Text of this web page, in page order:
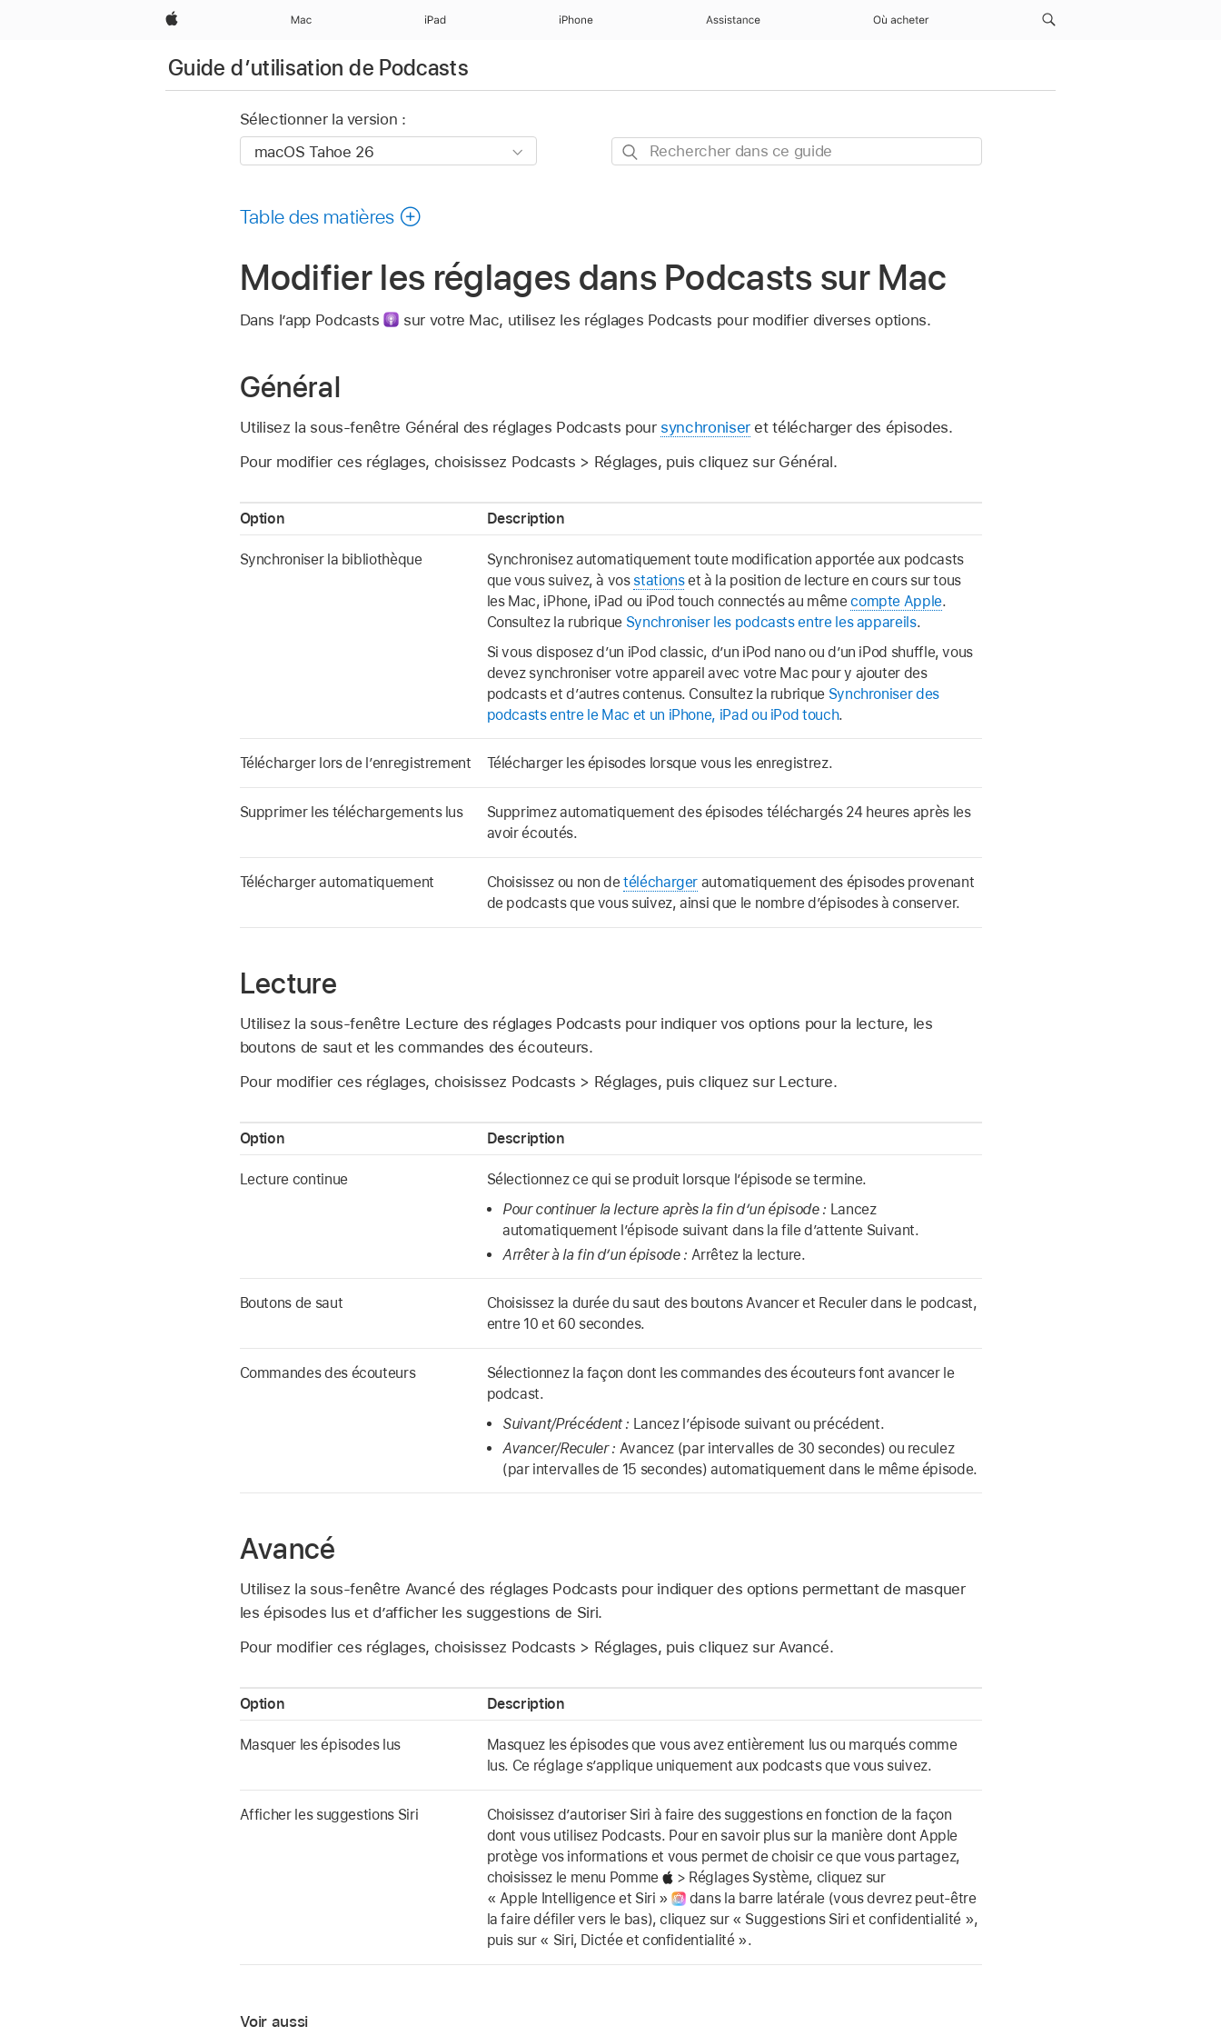
Apple Mac iPad iPhone Assistance Où acheter
Guide d’utilisation de Podcasts
Sélectionner la version :
Rechercher
Table des matières
Modifier les réglages dans Podcasts sur Mac
Dans l’app Podcasts sur votre Mac, utilisez les réglages Podcasts pour modifier diverses options.
Général
Utilisez la sous-fenêtre Général des réglages Podcasts pour synchroniseret télécharger des épisodes.
Pour modifier ces réglages, choisissez Podcasts > Réglages, puis cliquez sur Général.
Option Description
Synchroniser la bibliothèque
Synchronisez automatiquement toute modification apportée aux podcasts
que vous suivez, à vos stationset à la position de lecture en cours sur tous
les Mac, iPhone, iPad ou iPod touch connectés au mêmecompte Apple.
Consultez la rubrique Synchroniser les podcasts entre les appareils.
Si vous disposez d’un iPod classic, d’un iPod nano ou d’un iPod shuffle, vous
devez synchroniser votre appareil avec votre Mac pour y ajouter des
podcasts et d’autres contenus. Consultez la rubrique Synchroniser des
podcasts entre le Mac et un iPhone, iPad ou iPod touch.
Télécharger lors de l’enregistrement Télécharger les épisodes lorsque vous les enregistrez.
Supprimer les téléchargements lus
Supprimez automatiquement des épisodes téléchargés 24 heures après les
avoir écoutés.
Télécharger automatiquement Choisissez ou non detélécharger automatiquement des épisodes provenant
de podcasts que vous suivez, ainsi que le nombre d’épisodes à conserver.
Lecture
Utilisez la sous-fenêtre Lecture des réglages Podcasts pour indiquer vos options pour la lecture, les
boutons de saut et les commandes des écouteurs.
Pour modifier ces réglages, choisissez Podcasts > Réglages, puis cliquez sur Lecture.
Option Description
Lecture continue
Sélectionnez ce qui se produit lorsque l’épisode se termine.
Pour continuer la lecture après la fin d’un épisode : Lancez
automatiquement l’épisode suivant dans la file d’attente Suivant.
Arrêter à la fin d’un épisode : Arrêtez la lecture.
Boutons de saut
Choisissez la durée du saut des boutons Avancer et Reculer dans le podcast,
entre 10 et 60 secondes.
Commandes des écouteurs
Sélectionnez la façon dont les commandes des écouteurs font avancer le
podcast.
Suivant/Précédent : Lancez l’épisode suivant ou précédent.
Avancer/Reculer : Avancez (par intervalles de 30 secondes) ou reculez
(par intervalles de 15 secondes) automatiquement dans le même épisode.
Avancé
Utilisez la sous-fenêtre Avancé des réglages Podcasts pour indiquer des options permettant de masquer
les épisodes lus et d’afficher les suggestions de Siri.
Pour modifier ces réglages, choisissez Podcasts > Réglages, puis cliquez sur Avancé.
Option Description
Masquer les épisodes lus
Masquez les épisodes que vous avez entièrement lus ou marqués comme
lus. Ce réglage s’applique uniquement aux podcasts que vous suivez.
Afficher les suggestions Siri
Choisissez d’autoriser Siri à faire des suggestions en fonction de la façon
dont vous utilisez Podcasts. Pour en savoir plus sur la manière dont Apple
protège vos informations et vous permet de choisir ce que vous partagez,
choisissez le menu Pomme
> Réglages Système, cliquez sur
« Apple Intelligence et Siri »
dans la barre latérale (vous devrez peut-être
la faire défiler vers le bas), cliquez sur « Suggestions Siri et confidentialité »,
puis sur « Siri, Dictée et confidentialité ».
Voir aussi